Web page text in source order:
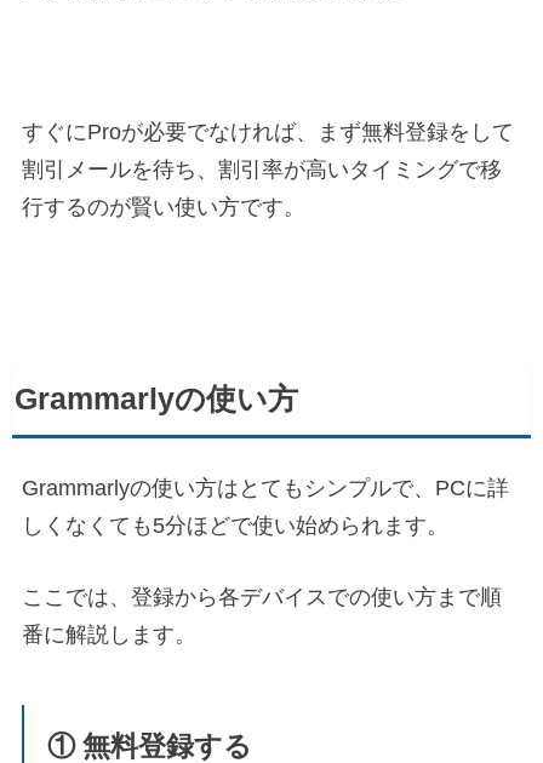
すぐにProが必要でなければ、まず無料登録をして
割引メールを待ち、割引率が高いタイミングで移
行するのが賢い使い方です。
Grammarlyの使い方
Grammarlyの使い方はとてもシンプルで、PCに詳
しくなくても5分ほどで使い始められます。
ここでは、登録から各デバイスでの使い方まで順
番に解説します。
① 無料登録する